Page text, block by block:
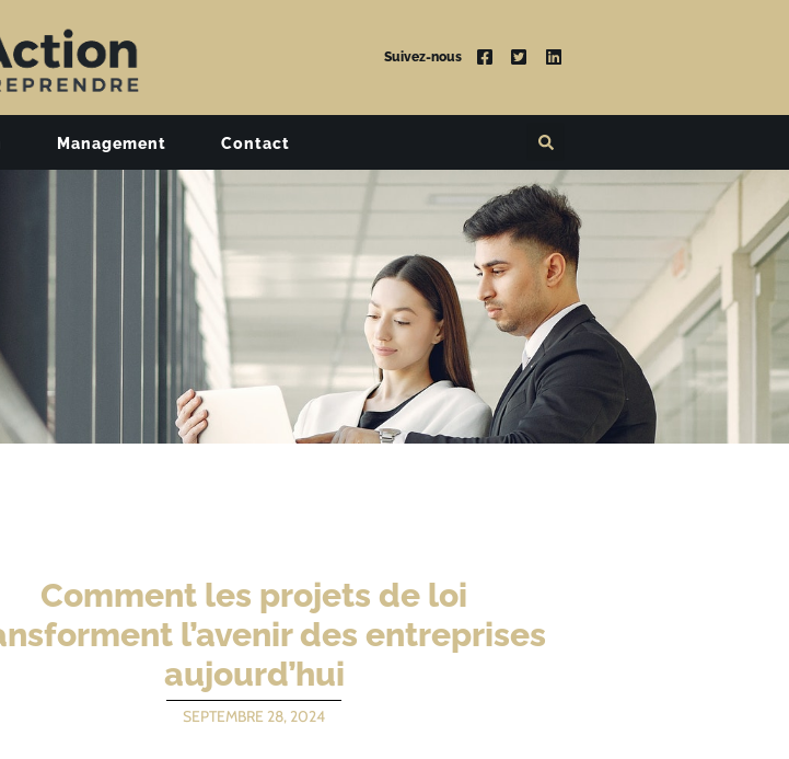
Suivez-nous
Management Contact
Comment les projets de loi
l’avenir des entreprises
aujourd’hui
SEPTEMBRE 28, 2024